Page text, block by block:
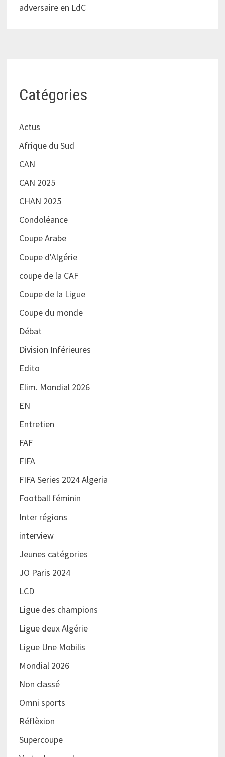
adversaire en LdC
Catégories
Actus
Afrique du Sud
CAN
CAN 2025
CHAN 2025
Condoléance
Coupe Arabe
Coupe d'Algérie
coupe de la CAF
Coupe de la Ligue
Coupe du monde
Débat
Division Inférieures
Edito
Elim. Mondial 2026
EN
Entretien
FAF
FIFA
FIFA Series 2024 Algeria
Football féminin
Inter régions
interview
Jeunes catégories
JO Paris 2024
LCD
Ligue des champions
Ligue deux Algérie
Ligue Une Mobilis
Mondial 2026
Non classé
Omni sports
Réflèxion
Supercoupe